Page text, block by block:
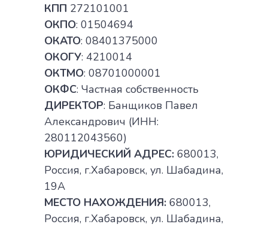
КПП 272101001
ОКПО: 01504694
ОКАТО: 08401375000
ОКОГУ: 4210014
ОКТМО: 08701000001
ОКФС: Частная собственность
ДИРЕКТОР: Банщиков Павел
Александрович (ИНН:
280112043560)
ЮРИДИЧЕСКИЙ АДРЕС: 680013,
Россия, г.Хабаровск, ул. Шабадина,
19А
МЕСТО НАХОЖДЕНИЯ: 680013,
Россия, г.Хабаровск, ул. Шабадина,